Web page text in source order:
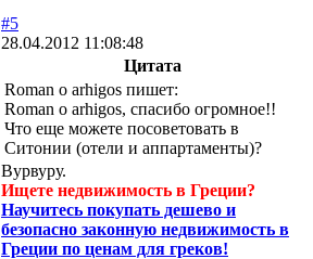
#5
28.04.2012 11:08:48
Цитата
Roman o arhigos пишет:
Roman o arhigos, спасибо огромное!!
Что еще можете посоветовать в
Ситонии (отели и аппартаменты)?
Вурвуру.
Ищете недвижимость в Греции?
Научитесь покупать дешево и
безопасно законную недвижимость в
Греции по ценам для греков!